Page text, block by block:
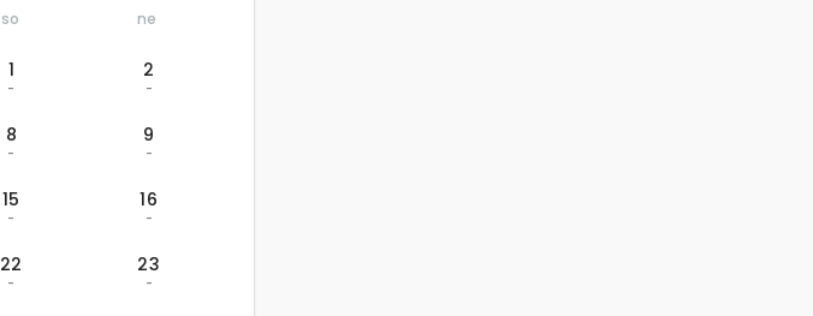
so ne
1
-
2
-
8
-
9
-
15
-
16
-
22
-
23
-